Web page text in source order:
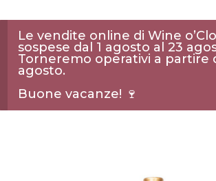
Le vendite online di Wine
sospese dal 1 agosto al 23
Torneremo operativi a partire
agosto.
Buone vacanze! 🍷